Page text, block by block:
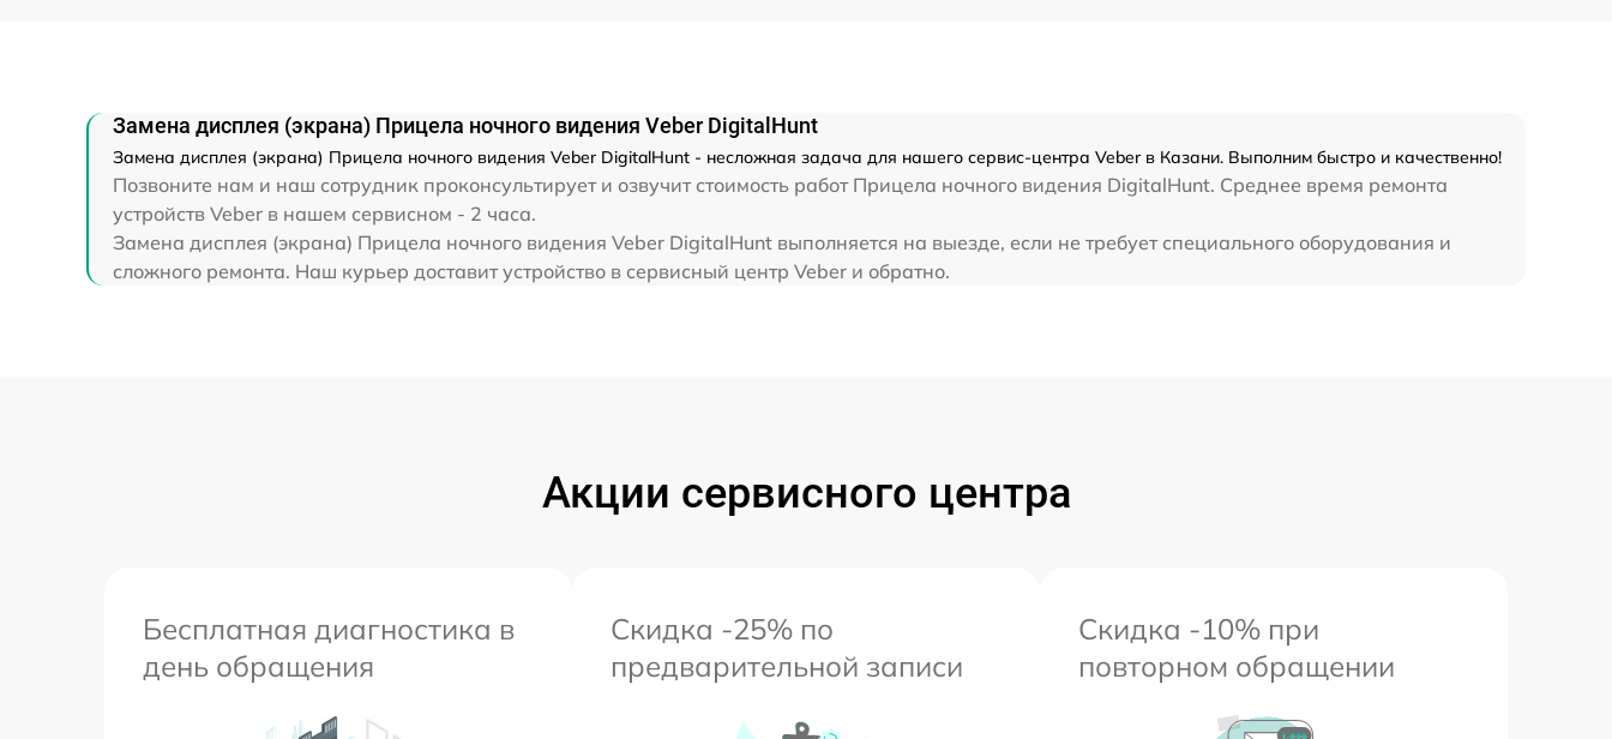
Замена дисплея (экрана) Прицела ночного видения Veber DigitalHunt
Замена дисплея (экрана) Прицела ночного видения Veber DigitalHunt - несложная задача для нашего сервис-центра Veber в Казани. Выполним быстро и качественно!
Позвоните нам и наш сотрудник проконсультирует и озвучит стоимость работ Прицела ночного видения DigitalHunt. Среднее время ремонта
устройств Veber в нашем сервисном - 2 часа.
Замена дисплея (экрана) Прицела ночного видения Veber DigitalHunt выполняется на выезде, если не требует специального оборудования и
сложного ремонта. Наш курьер доставит устройство в сервисный центр Veber и обратно.
Акции сервисного центра
Бесплатная диагностика в
день обращения
Скидка -25% по
предварительной записи
Скидка -10% при
повторном обращении